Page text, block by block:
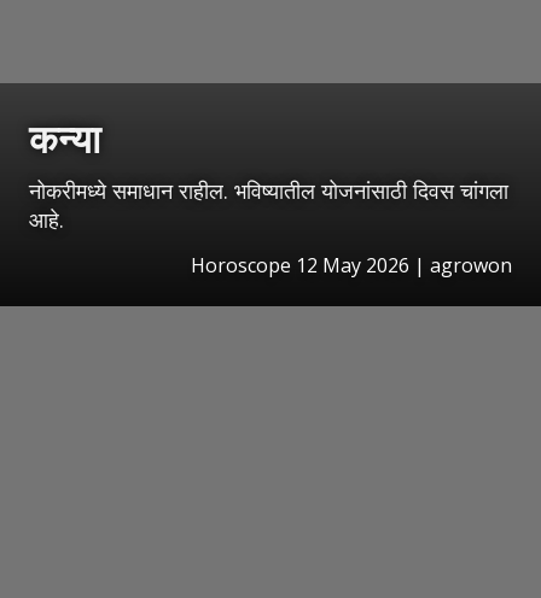
कन्या
नोकरीमध्ये समाधान राहील. भविष्यातील योजनांसाठी दिवस चांगला
आहे.
Horoscope 12 May 2026 | agrowon